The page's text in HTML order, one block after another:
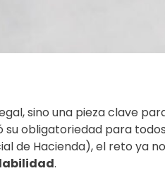
sino una pieza clave
su obligatoriedad para
de Hacienda), el reto ya
.